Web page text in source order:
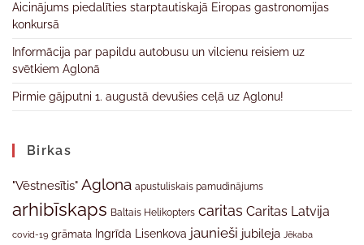
Aicinājums piedalīties starptautiskajā Eiropas gastronomijas
konkursā
Informācija par papildu autobusu un vilcienu reisiem uz
svētkiem Aglonā
Pirmie gājputni 1. augustā devušies ceļā uz Aglonu!
Birkas
"Vēstnesītis" Aglona apustuliskais pamudinājums
arhibīskaps Baltais Helikopters caritas Caritas Latvija
covid-19 grāmata Ingrīda Lisenkova jaunieši jubileja Jēkaba